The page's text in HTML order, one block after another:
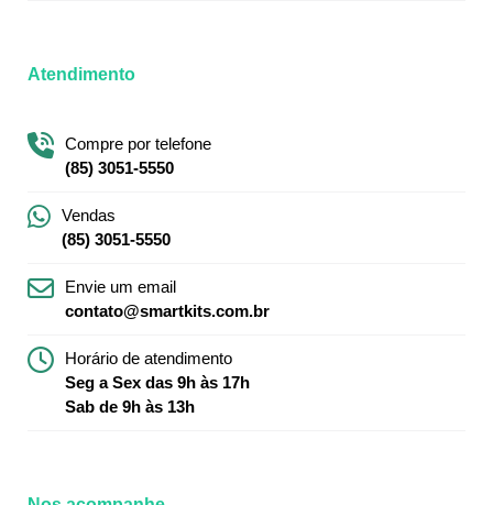
Atendimento
Compre por telefone
(85) 3051-5550
Vendas
(85) 3051-5550
Envie um email
contato@smartkits.com.br
Horário de atendimento
Seg a Sex das 9h às 17h
Sab de 9h às 13h